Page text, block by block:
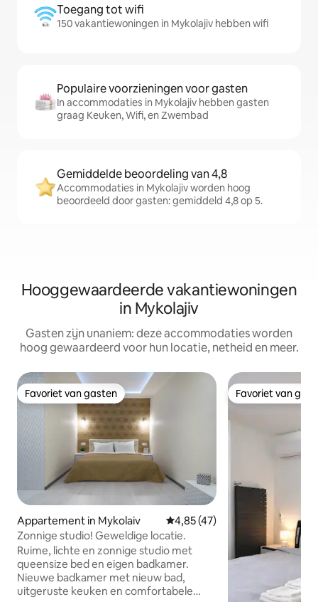
Toegang tot wifi
150 vakantiewoningen in Mykolajiv hebben wifi
Populaire voorzieningen voor gasten
In accommodaties in Mykolajiv hebben gasten
graag Keuken, Wifi, en Zwembad
Gemiddelde beoordeling van 4,8
Accommodaties in Mykolajiv worden hoog
beoordeeld door gasten: gemiddeld 4,8 op 5.
Hooggewaardeerde vakantiewoningen
in Mykolajiv
Gasten zijn unaniem: deze accommodaties worden
hoog gewaardeerd voor hun locatie, netheid en meer.
Favoriet van gasten
Favoriet van gasten
Appartement in Mykolaiv Gemiddelde beoordeling van
4,85 (47)
Zonnige studio! Geweldige locatie.
Ruime, lichte en zonnige studio met
queensize bed en eigen badkamer.
Nieuwe badkamer met nieuw bad,
uitgeruste keuken en comfortabele
Favoriet van
Favoriet van